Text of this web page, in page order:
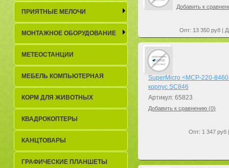
Добавить к
Опт: 13 350 руб |
SuperMicro <MCP-220-
корпус SC846
Артикул: 65823
Добавить к сравнению (0)
Опт: 1 347 руб
ПРИЯТНЫЕ МЕЛОЧИ
МОНТАЖНОЕ ОБОРУДОВАНИЕ
МЕТЕОСТАНЦИИ
МЕБЕЛЬ КОМПЬЮТЕРНАЯ
КОРМ ДЛЯ ЖИВОТНЫХ
КВАДРОКОПТЕРЫ
КАНЦТОВАРЫ
ГРАФИЧЕСКИЕ ПЛАНШЕТЫ